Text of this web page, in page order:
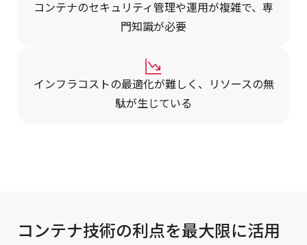
コンテナのセキュリティ管理や運用が複雑で、専
門知識が必要
インフラコストの最適化が難しく、リソースの無
駄が生じている
コンテナ技術の利点を最大限に活用